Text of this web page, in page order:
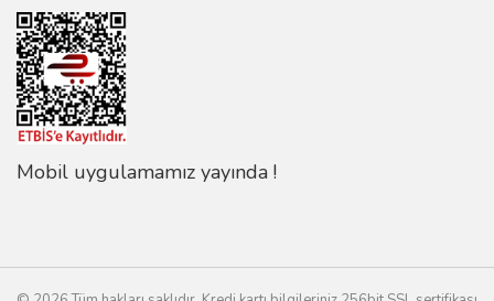
Mobil uygulamamız yayında !